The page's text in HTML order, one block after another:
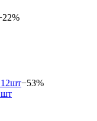
−53%